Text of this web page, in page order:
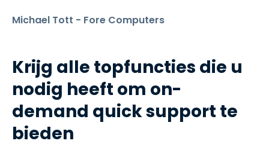
Michael Tott - Fore Computers
Krijg alle topfuncties die u
nodig heeft om on-
demand quick support te
bieden